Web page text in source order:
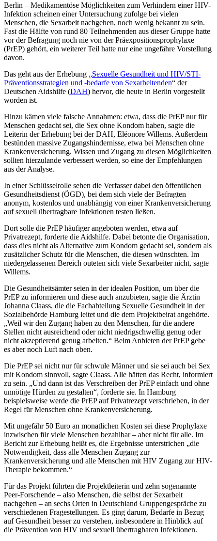
Berlin – Medikamentöse Möglichkeiten zum Verhindern einer HIV-
Infektion scheinen einer Untersuchung zufolge bei vielen
Menschen, die Sexarbeit nachgehen, noch wenig bekannt zu sein.
Fast die Hälfte von rund 80 Teilnehmenden aus dieser Gruppe hatte
vor der Befragung noch nie von der Präexpositionsprophylaxe
(PrEP) gehört, ein weiterer Teil hatte nur eine ungefähre Vorstellung
davon.
Das geht aus der Erhebung „Sexuelle Gesundheit und HIV/STI-
Präventionsstrategien und -bedarfe von Sexarbeitenden“ der
Deutschen Aidshilfe (DAH) hervor, die heute in Berlin vorgestellt
worden ist.
Hinzu kämen viele falsche Annahmen: etwa, dass die PrEP nur für
Menschen gedacht sei, die Sex ohne Kon­dom haben, sagte die
Leiterin der Erhebung bei der DAH, Eléonore Willems. Außerdem
bestünden massive Zugangshindernisse, etwa bei Menschen ohne
Krankenversicherung. Wissen und Zugang zu diesen Möglich­keiten
sollten hierzulande verbessert werden, so eine der Empfehlungen
aus der Analyse.
In einer Schlüsselrolle sehen die Verfasser dabei den öffentlichen
Gesundheitsdienst (ÖGD), bei dem sich viele der Befragten
anonym, kostenlos und unabhängig von einer Krankenversicherung
auf sexuell übertrag­bare Infektionen testen ließen.
Dort solle die PrEP häufiger angeboten werden, etwa auf
Privatrezept, forderte die Aidshilfe. Dabei betonte die Organisation,
dass dies nicht als Alternative zum Kondom gedacht sei, sondern als
zusätzlicher Schutz für die Menschen, die diesen wünschten. Im
niedergelassenen Bereich outeten sich viele Sexarbeiter nicht, sagte
Willems.
Die Gesundheitsämter seien in der idealen Position, um über die
PrEP zu informieren und diese auch anzu­bieten, sagte die Ärztin
Johanna Claass, die die Fachabteilung Sexuelle Gesundheit in der
Sozialbehörde Hamburg leitet und die dem Projektbeirat angehörte.
„Weil wir den Zugang haben zu den Menschen, für die andere
Stellen nicht ausreichend oder nicht niedrigschwellig genug oder
nicht akzeptierend genug arbeiten.“ Beim Anbieten der PrEP gebe
es aber noch Luft nach oben.
Die PrEP sei nicht nur für schwule Männer und sie sei auch bei Sex
mit Kondom sinnvoll, sagte Claass. Alle hätten das Recht, informiert
zu sein. „Und dann ist das Verschreiben der PrEP einfach und ohne
unnötige Hürden zu gestalten“, forderte sie. In Hamburg
beispielsweise werde die PrEP auf Privatrezept verschrieben, in der
Regel für Menschen ohne Krankenversicherung.
Mit ungefähr 50 Euro an monatlichen Kosten sei diese Prophylaxe
inzwischen für viele Menschen bezahlbar – aber nicht für alle. Im
Bericht zur Erhebung heißt es, die Ergebnisse unterstrichen „die
Notwendigkeit, dass alle Menschen Zugang zur
Krankenversicherung und alle Menschen mit HIV Zugang zur HIV-
Therapie bekommen.“
Für das Projekt führten die Projektleiterin und zehn sogenannte
Peer-Forschende – also Menschen, die selbst der Sexarbeit
nachgehen – an sechs Orten in Deutschland Gruppengespräche zu
verschiedenen Fragestellun­gen. Es ging darum, Bedarfe in Bezug
auf Gesundheit besser zu verstehen, insbesondere in Hinblick auf
die Prä­ven­tion von HIV und sexuell übertragbaren Infektionen.